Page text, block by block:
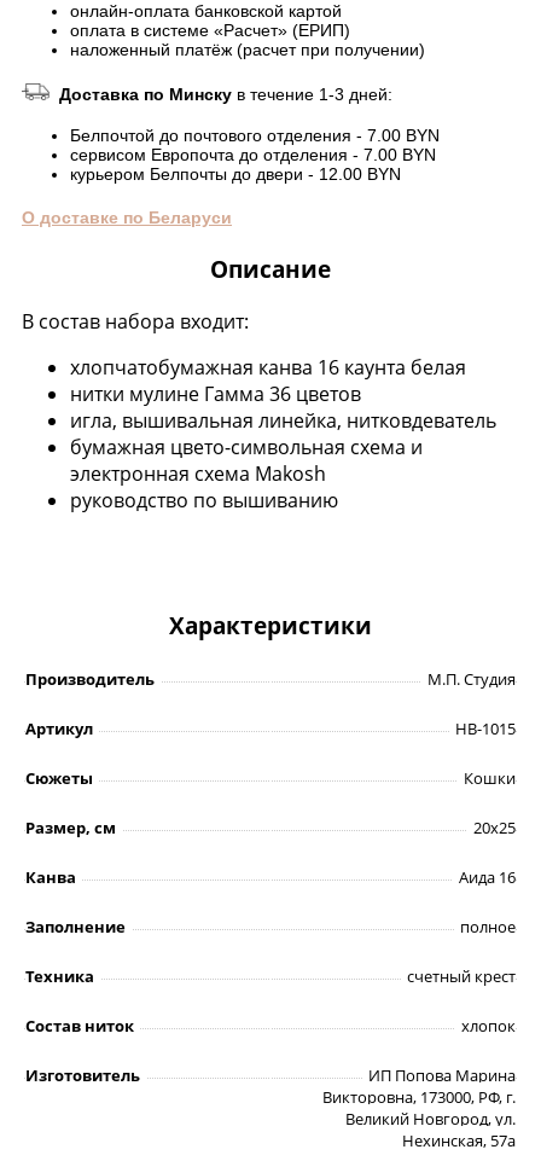
онлайн-оплата банковской картой
оплата в системе «Расчет» (ЕРИП)
наложенный платёж (расчет при получении)
Доставка по Минску в течение 1-3 дней:
Белпочтой до почтового отделения - 7.00 BYN
сервисом Европочта до отделения - 7.00 BYN
курьером Белпочты до двери - 12.00 BYN
О доставке по Беларуси
Описание
В состав набора входит:
хлопчатобумажная канва 16 каунта белая
нитки мулине Гамма 36 цветов
игла, вышивальная линейка, нитковдеватель
бумажная цвето-символьная схема и
электронная схема Makosh
руководство по вышиванию
Характеристики
Производитель М.П. Студия
Артикул НВ-1015
Сюжеты Кошки
Размер, см 20х25
Канва Аида 16
Заполнение полное
Техника счетный крест
Состав ниток хлопок
Изготовитель
ИП Попова Марина
Викторовна, 173000, РФ, г.
Великий Новгород, ул.
Нехинская, 57а